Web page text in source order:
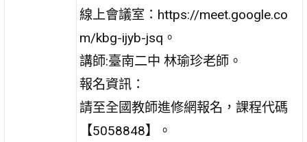
線上會議室：https://meet.google.co
m/kbg-ijyb-jsq。
講師:臺南二中 林瑜珍老師。
報名資訊：
請至全國教師進修網報名，課程代碼
【5058848】。